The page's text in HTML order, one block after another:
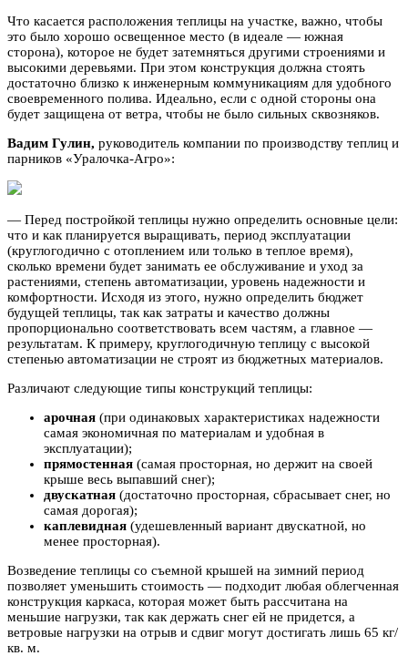
Что касается расположения теплицы на участке, важно, чтобы
это было хорошо освещенное место (в идеале — южная
сторона), которое не будет затемняться другими строениями и
высокими деревьями. При этом конструкция должна стоять
достаточно близко к инженерным коммуникациям для удобного
своевременного полива. Идеально, если с одной стороны она
будет защищена от ветра, чтобы не было сильных сквозняков.
Вадим Гулин, руководитель компании по производству теплиц и
парников «Уралочка-Агро»:
— Перед постройкой теплицы нужно определить основные цели:
что и как планируется выращивать, период эксплуатации
(круглогодично с отоплением или только в теплое время),
сколько времени будет занимать ее обслуживание и уход за
растениями, степень автоматизации, уровень надежности и
комфортности. Исходя из этого, нужно определить бюджет
будущей теплицы, так как затраты и качество должны
пропорционально соответствовать всем частям, а главное —
результатам. К примеру, круглогодичную теплицу с высокой
степенью автоматизации не строят из бюджетных материалов.
Различают следующие типы конструкций теплицы:
арочная (при одинаковых характеристиках надежности
самая экономичная по материалам и удобная в
эксплуатации);
прямостенная (самая просторная, но держит на своей
крыше весь выпавший снег);
двускатная (достаточно просторная, сбрасывает снег, но
самая дорогая);
каплевидная (удешевленный вариант двускатной, но
менее просторная).
Возведение теплицы со съемной крышей на зимний период
позволяет уменьшить стоимость — подходит любая облегченная
конструкция каркаса, которая может быть рассчитана на
меньшие нагрузки, так как держать снег ей не придется, а
ветровые нагрузки на отрыв и сдвиг могут достигать лишь 65 кг/
кв. м.